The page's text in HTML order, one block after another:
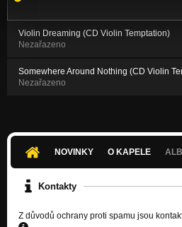
Violin Dreaming (CD Violin Temptation)
Nezařazeno
Somewhere Around Nothing (CD Violin
Nezařazeno
NOVINKY O KAPELE
Kontakty
Z důvodů ochrany proti spamu jsou